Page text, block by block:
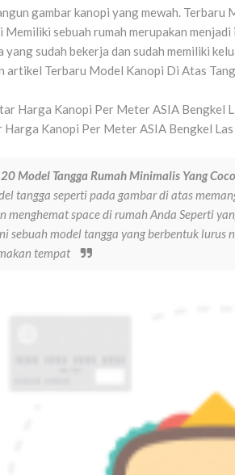
gambar kanopi yang mewah.
Memiliki sebuah rumah merupakan
yang sudah bekerja dan sudah memiliki
artikel Terbaru Model Kanopi Di Atas
Kanopi Per Meter ASIA Bengkel Las
20 Model Tangga Rumah Minimalis Yang
tangga seperti pada gambar di atas
menghemat space di rumah Anda Seperti
sebuah model tangga yang berbentuk
tempat